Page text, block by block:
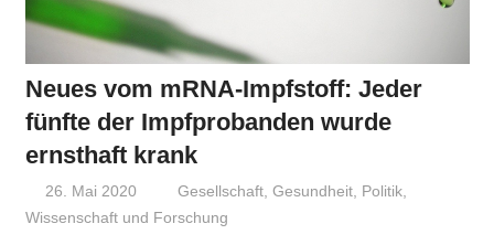
Neues vom mRNA-Impfstoff: Jeder
fünfte der Impfprobanden wurde
ernsthaft krank
26. Mai 2020 Niki Vogt
Gesellschaft,Gesundheit, Politik,
Wissenschaft und Forschung